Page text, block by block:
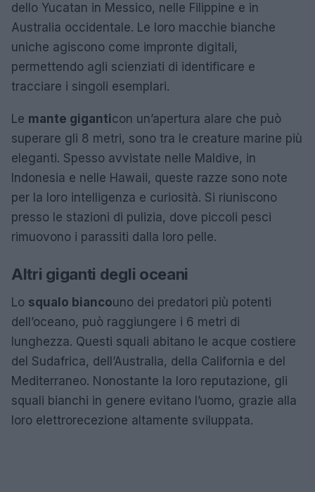
dello Yucatan in Messico, nelle Filippine e in
Australia occidentale. Le loro macchie bianche
uniche agiscono come impronte digitali,
permettendo agli scienziati di identificare e
tracciare i singoli esemplari.
Le mante giganticon un’apertura alare che può
superare gli 8 metri, sono tra le creature marine più
eleganti. Spesso avvistate nelle Maldive, in
Indonesia e nelle Hawaii, queste razze sono note
per la loro intelligenza e curiosità. Si riuniscono
presso le stazioni di pulizia, dove piccoli pesci
rimuovono i parassiti dalla loro pelle.
Altri giganti degli oceani
Lo squalo biancouno dei predatori più potenti
dell’oceano, può raggiungere i 6 metri di
lunghezza. Questi squali abitano le acque costiere
del Sudafrica, dell’Australia, della California e del
Mediterraneo. Nonostante la loro reputazione, gli
squali bianchi in genere evitano l’uomo, grazie alla
loro elettrorecezione altamente sviluppata.